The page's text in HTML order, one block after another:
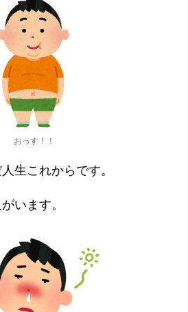
おっす！！
生これからです。
います。